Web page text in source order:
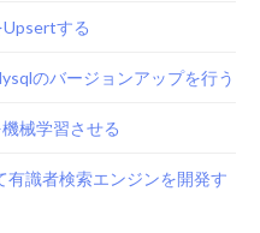
upsertする
のバージョンアップを行う
械学習させる
識者検索エンジンを開発す